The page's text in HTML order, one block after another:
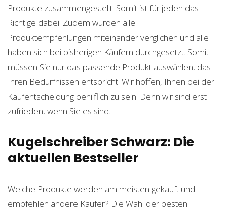
Produkte zusammengestellt. Somit ist für jeden das
Richtige dabei. Zudem wurden alle
Produktempfehlungen miteinander verglichen und alle
haben sich bei bisherigen Käufern durchgesetzt. Somit
müssen Sie nur das passende Produkt auswählen, das
Ihren Bedürfnissen entspricht. Wir hoffen, Ihnen bei der
Kaufentscheidung behilflich zu sein. Denn wir sind erst
zufrieden, wenn Sie es sind.
Kugelschreiber Schwarz: Die
aktuellen Bestseller
Welche Produkte werden am meisten gekauft und
empfehlen andere Käufer? Die Wahl der besten